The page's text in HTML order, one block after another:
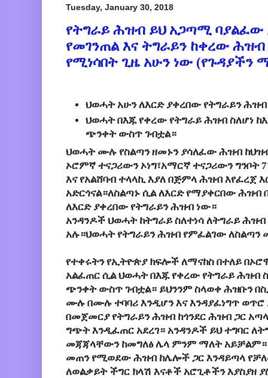
Tuesday, January 30, 2018
የትግራይ ሕዝብ ይህ አጋጣሚ ባያልፈው
የመገንጠል እና ትግራይን ከቀረው
የሚነሳበት ጊዜ አሁን ነው (የጉዳያችን
ህወሓት አሁን ለእርድ ያቀረበው የትግራይን
ህወሓት በእጁ የቀረው የትግራይ ሕዝብ ስለሆነ
ጭንቀት ውስጥ ገብቷል።
ህወሓት ሙሉ የስልጣን ዘመኑን ያሳለፈው ሕዝብ
ኦሮምኛ ተናጋሪውን ኦነግ፣አማርኛ ተናጋሪውን ግንቦት
እና የአልሸባብ ተላላኪ እያለ በጅምላ ሕዝብ እየፈረጀ
አድርጎናል።ለስልጣኑ ሲል ለእርድ የማያቀርበው ሕዝብ
ለእርድ ያቀረበው የትግራይን ሕዝብ ነው።
አንዳንዶች ህወሓት ከትግራይ ስለተነሳ ለትግራይ
አሉ።ህወሓት የትግራይን ሕዝብ የምፈልገው ለስልጣን
የተቀሩትን የኢትዮጵያ ክፍሎች ለማናከስ በተለይ
አልፈጠር ሲል ህወሓት በእጁ የቀረው የትግራይ ሕዝብ
ጭንቀት ውስጥ ገብቷል። ይህንንም ስላወቀ ሕዝቡን
ሙሉ በሙሉ ተባባሪ እንዲሆን እና እንዳያፈነግጥ
በመጀመርያ የትግራይን ሕዝብ ከጎንደር ሕዝብ ጋር
ግጭት እንዲፈጠር አደረገ። አንዳንዶች ይህ ተግባር
መጃጃላቸውን ከመግለፅ ሌላ ምንም ማለት
መጠን የሚወደው ሕዝብ ከሌሎች ጋር እንዳይጣላ
ለወልቃይት ችግር ክላሽ እናቶች አሮጊቶችን እያስያዘ